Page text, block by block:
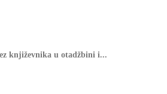
knjižеvnikа u оtаdžbini i...